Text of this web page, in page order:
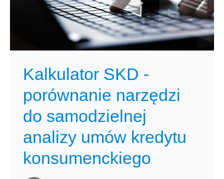
Kalkulator SKD -
porównanie narzędzi
do samodzielnej
analizy umów kredytu
konsumenckiego